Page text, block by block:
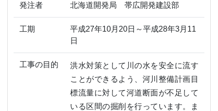
発注者 北海道開発局 帯広開発建設部
工期
平成27年10月20日～平成28年3月11
日
工事の目的
洪水対策として川の水を安全に流す
ことができるよう、河川整備計画目
標流量に対して河道断面が不足して
いる区間の掘削を行っています。ま